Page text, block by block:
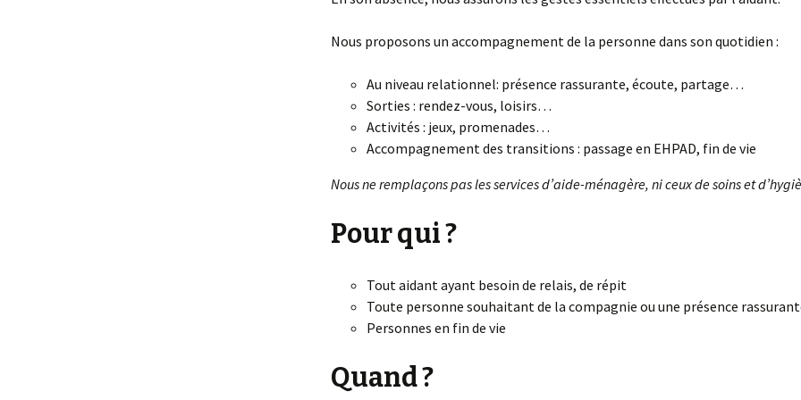
Nous proposons un accompagnement de la personne dans son quotidien :
Au niveau relationnel: présence rassurante, écoute, partage…
Sorties : rendez-vous, loisirs…
Activités : jeux, promenades…
Accompagnement des transitions : passage en EHPAD, fin de vie
Nous ne remplaçons pas les services d’aide-ménagère, ni ceux de soins et
Pourqui ?
Tout aidant ayant besoin de relais, de répit
Toute personne souhaitant de la compagnie ou une présence
Personnes en fin de vie
Quand ?